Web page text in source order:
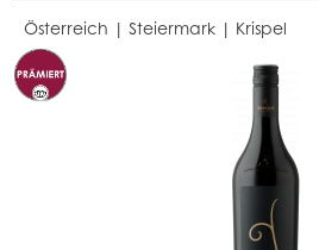
Österreich | Steiermark | Krispel